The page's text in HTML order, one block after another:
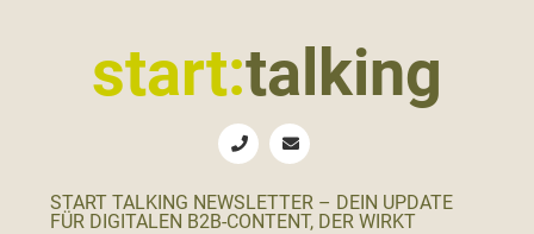
start:talking
B2B-START TALKING NEWSLETTER – DEIN UPDATE
FÜR DIGITALEN B2B-CONTENT, DER WIRKT